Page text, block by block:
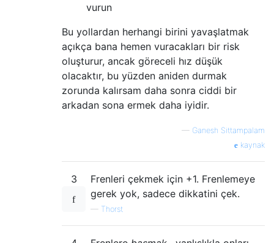
vurun
Bu yollardan herhangi birini yavaşlatmak
açıkça bana hemen vuracakları bir risk
oluşturur, ancak göreceli hız düşük
olacaktır, bu yüzden aniden durmak
zorunda kalırsam daha sonra ciddi bir
arkadan sona ermek daha iyidir.
— Ganesh Sittampalam
kaynak
3
Frenleri çekmek için +1. Frenlemeye
gerek yok, sadece dikkatini çek.
— Thorst